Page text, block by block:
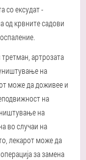
со ексудат -
од крвните садови
артрозата
на
може да доживее и
на
на
во случаи на
лекарот може да
за замена